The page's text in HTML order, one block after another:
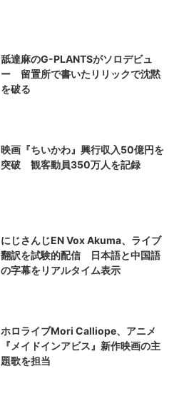
舐達麻のG-PLANTSがソロデビュ
ー 留置所で書いたリリックで沈黙
を破る
映画『ちいかわ』興行収入50億円を
突破 観客動員350万人を記録
にじさんじEN Vox Akuma、ライブ
翻訳を試験的配信 日本語と中国語
の字幕をリアルタイム表示
ホロライブMori Calliope、アニメ
『メイドインアビス』新作映画の主
題歌を担当